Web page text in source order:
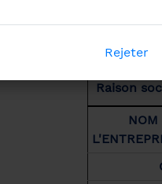
Information légale
Raison
NOM
Rejeter